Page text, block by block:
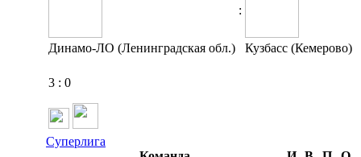
:
Динамо-ЛО (Ленинградская обл.) Кузбасс (Кемерово)
3 : 0
Суперлига